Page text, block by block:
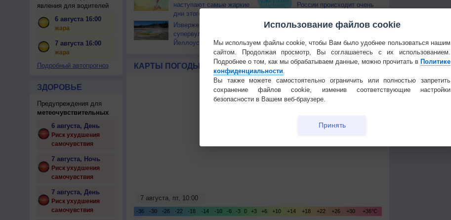
явления для водителей
6 августа 16:00
жара
7 августа 16:00
жара
Подробный автопрогноз
ЗДОРОВЬЕ
Предупреждения для
метеочувствительных
6 августа, День
Риск ухудшения
самочувствия
7 августа, Ночь
Риск ухудшения
самочувствия
7 августа, День
Риск ухудшения
самочувствия
наступают самые жаркие
дни этого лета
России происходит очень
Извержение
супервулкана
Йеллоустоун не приведёт
к уничтожению
Штат Вашингтон охватили
КАРТЫ ПОГОДЫ Температура Облачность Осадки
Использование файлов cookie
Мы используем файлы cookie, чтобы Вам было удобнее пользоваться нашим
сайтом. Продолжая просмотр, Вы соглашаетесь с их использованием.
Подробнее о том, как мы обрабатываем данные, можно прочитать в Политике
конфиденциальности
Вы также можете самостоятельно ограничить или полностью запретить
сохранение файлов cookie, изменив соответствующие настройки
безопасности в Вашем веб-браузере.
Принять